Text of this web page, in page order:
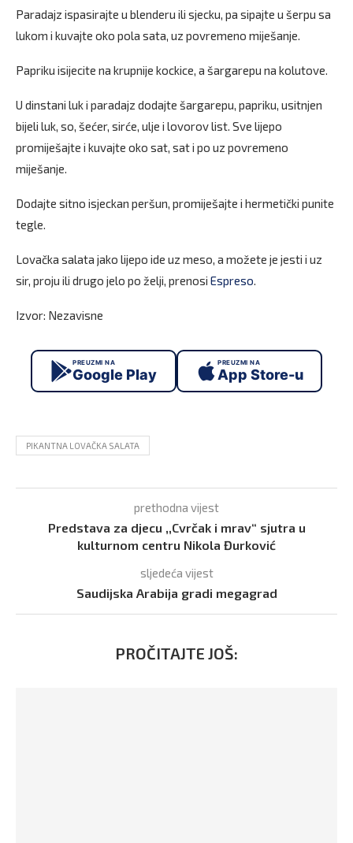
Paradajz ispasirajte u blenderu ili sjecku, pa sipajte u šerpu sa
lukom i kuvajte oko pola sata, uz povremeno miješanje.
Papriku isijecite na krupnije kockice, a šargarepu na kolutove.
U dinstani luk i paradajz dodajte šargarepu, papriku, usitnjen
bijeli luk, so, šećer, sirće, ulje i lovorov list. Sve lijepo
promiješajte i kuvajte oko sat, sat i po uz povremeno
miješanje.
Dodajte sitno isjeckan peršun, promiješajte i hermetički punite
tegle.
Lovačka salata jako lijepo ide uz meso, a možete je jesti i uz
sir, proju ili drugo jelo po želji, prenosi Espreso.
Izvor: Nezavisne
PREUZMI NA
Google Play
PREUZMI NA
App Store-u
PIKANTNA LOVAČKA SALATA
prethodna vijest
Predstava za djecu ,,Cvrčak i mrav“ sjutra u
kulturnom centru Nikola Đurković
sljedeća vijest
Saudijska Arabija gradi megagrad
PROČITAJTE JOŠ: